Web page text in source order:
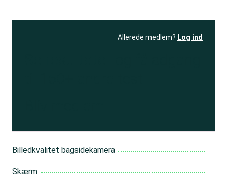
Allerede medlem? Log ind
Billedkvalitet bagsidekamera
Skærm